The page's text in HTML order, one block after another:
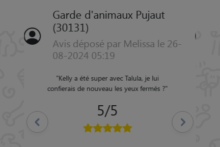
Garde d'animaux Pujaut
(30131)
Avis déposé par PAULINE le 30-
10-2019 01:20
Un petsitter qui privilégie le bien être de
nos compagnons et est à leur écoute. Il est
petites photos pour nous dire comment se
sentent nos chiens. Vous pouvez lui confier
la garde de votre chien en tout confiance et
Précédent Suivant